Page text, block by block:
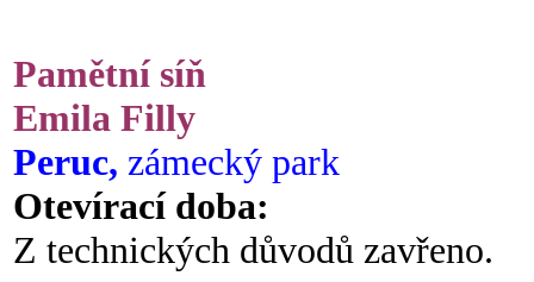
Pamětní síň
Emila Filly
Peruc, zámecký park
Otevírací doba:
Z technických důvodů zavřeno.